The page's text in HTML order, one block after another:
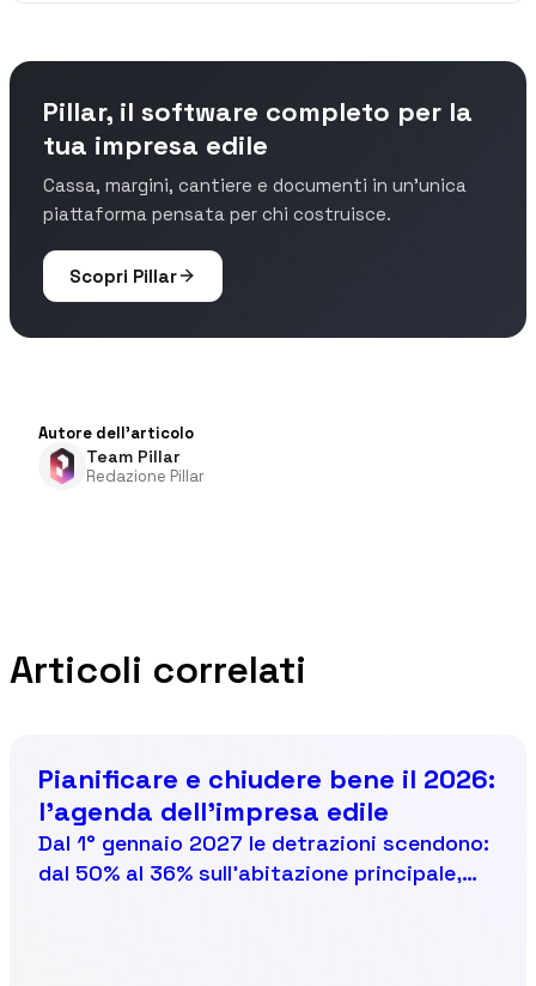
Pillar, il software completo per la
tua impresa edile
Cassa, margini, cantiere e documenti in un'unica
piattaforma pensata per chi costruisce.
Scopri Pillar
Autore dell'articolo
Team Pillar
Redazione Pillar
Articoli correlati
Pianificare e chiudere bene il 2026:
l'agenda dell'impresa edile
Dal 1° gennaio 2027 le detrazioni scendono:
dal 50% al 36% sull'abitazione principale,